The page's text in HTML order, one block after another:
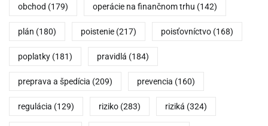
obchod (179) operácie na finančnom trhu (142)
plán (180) poistenie (217) poisťovníctvo (168)
poplatky (181) pravidlá (184)
preprava a špedícia (209) prevencia (160)
regulácia (129) riziko (283) riziká (324)